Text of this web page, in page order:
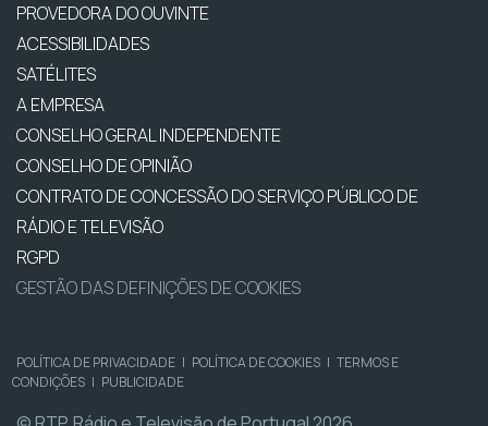
PROVEDORA DO OUVINTE
ACESSIBILIDADES
SATÉLITES
A EMPRESA
CONSELHO GERAL INDEPENDENTE
CONSELHO DE OPINIÃO
CONTRATO DE CONCESSÃO DO SERVIÇO PÚBLICO DE
RÁDIO E TELEVISÃO
RGPD
GESTÃO DAS DEFINIÇÕES DE COOKIES
POLÍTICA DE PRIVACIDADE | POLÍTICA DE COOKIES | TERMOS E
CONDIÇÕES | PUBLICIDADE